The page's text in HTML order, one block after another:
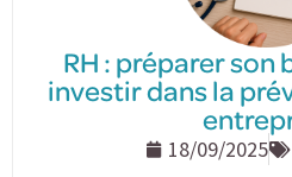
RH : préparer son
investir dans la
18/09/2025